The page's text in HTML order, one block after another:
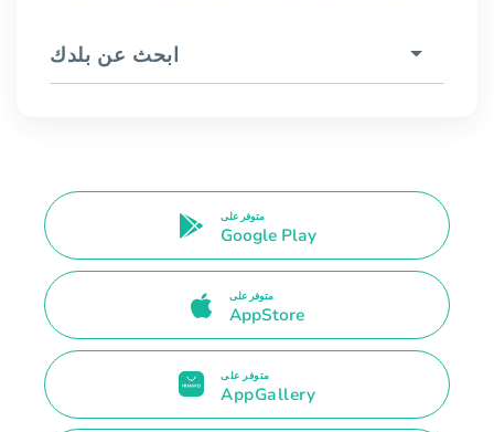
ابحث عن بلدك
متوفر على
Google Play
متوفر على
AppStore
متوفر على
AppGallery